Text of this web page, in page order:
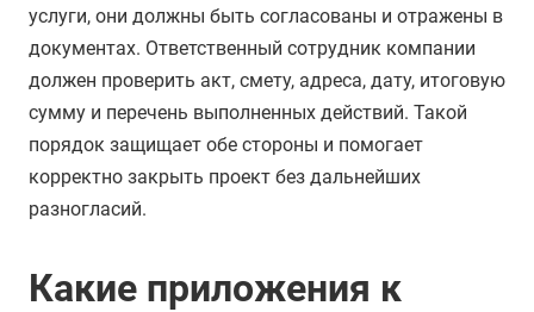
услуги, они должны быть согласованы и отражены в
документах. Ответственный сотрудник компании
должен проверить акт, смету, адреса, дату, итоговую
сумму и перечень выполненных действий. Такой
порядок защищает обе стороны и помогает
корректно закрыть проект без дальнейших
разногласий.
Какие приложения к